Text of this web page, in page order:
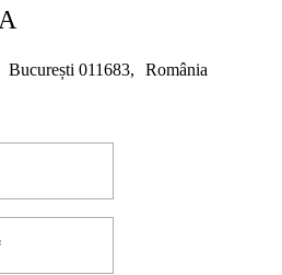
011683, România